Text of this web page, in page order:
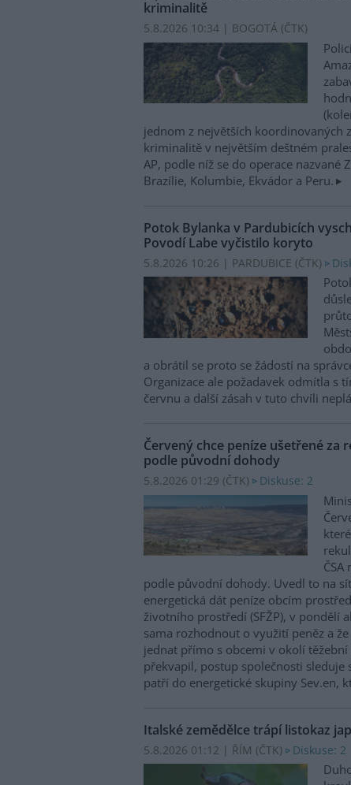
kriminalitě
5.8.2026 10:34 | BOGOTÁ (ČTK)
jednom z největších koordinovaných
kriminalitě v největším deštném
AP, podle níž se do operace nazvané
Brazílie, Kolumbie, Ekvádor a Peru.
Potok Bylanka v Pardubicích
Povodí Labe vyčistilo koryto
5.8.2026 10:26 | PARDUBICE (ČTK)
a obrátil se proto se žádostí na
Organizace ale požadavek odmítla s
červnu a další zásah v tuto chvíli
Červený chce peníze ušetřené za
podle původní dohody
5.8.2026 01:29 (ČTK) Diskuse: 2
podle původní dohody. Uvedl to na
energetická dát peníze obcím
životního prostředí (SFŽP), v pondělí
sama rozhodnout o využití peněz a
jednat přímo s obcemi v okolí
překvapil, postup společnosti sleduje
patří do energetické skupiny Sev.en,
Italské zemědělce trápí listokaz
5.8.2026 01:12 | ŘÍM (ČTK) Diskuse: 2